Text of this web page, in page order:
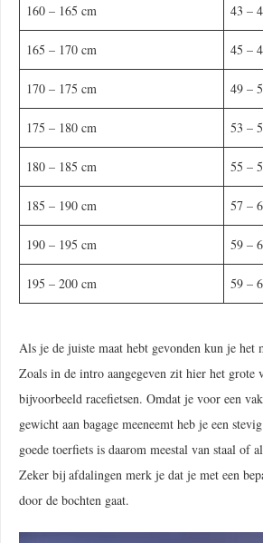
160 – 165 cm 43 –
165 – 170 cm 45 –
170 – 175 cm 49 –
175 – 180 cm 53 –
180 – 185 cm 55 –
185 – 190 cm 57 –
190 – 195 cm 59 –
195 – 200 cm 59 –
Als je de juiste maat hebt gevonden kun je het
Zoals in de intro aangegeven zit hier het grote
bijvoorbeeld racefietsen. Omdat je voor een
gewicht aan bagage meeneemt heb je een
goede toerfiets is daarom meestal van staal of
Zeker bij afdalingen merk je dat je met een
door de bochten gaat.